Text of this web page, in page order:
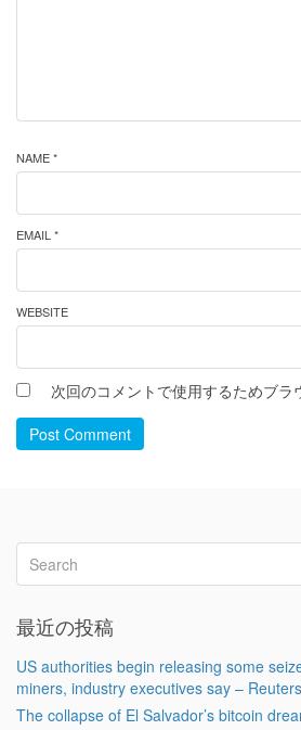
NAME *
EMAIL *
WEBSITE
次回のコメントで使用するためブ
Post Comment
最近の投稿
US authorities begin releasing some
miners, industry executives say – Reuters
The collapse of El Salvador’s bitcoin